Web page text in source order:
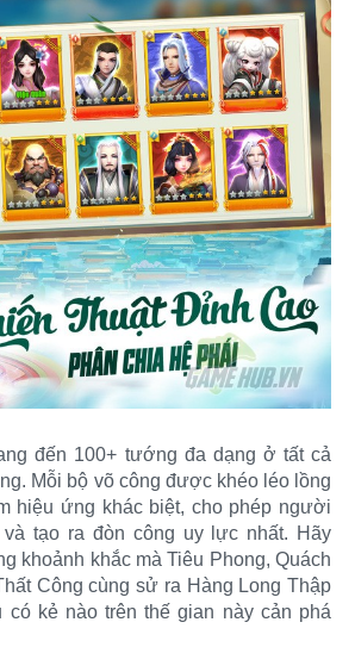
đến 100+ tướng đa dạng ở tất cả
Mỗi bộ võ công được khéo léo lồng
hiệu ứng khác biệt, cho phép người
tạo ra đòn công uy lực nhất. Hãy
khoảnh khắc mà Tiêu Phong, Quách
Công cùng sử ra Hàng Long Thập
có kẻ nào trên thế gian này cản phá